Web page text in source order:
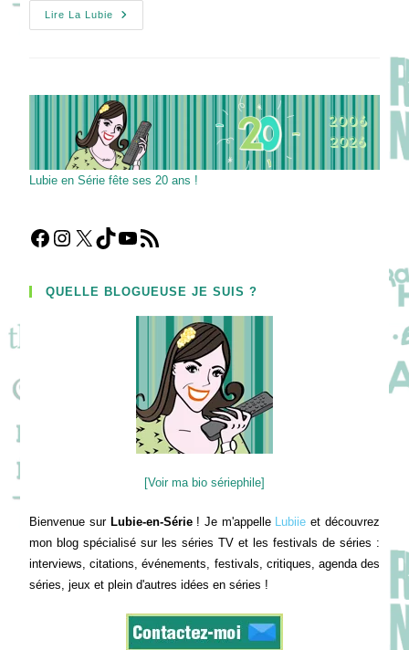
Lire La Lubie
[VIDEO]
D’ARGENT
L’arnaque
Du
Siècle
Racontée
Par
David
Ayala
&
Lubie en Série fête ses 20 ans !
Facebook
Instagram
X TikTokYouTube
Flux RSS
QUELLE BLOGUEUSE JE SUIS ?
[Voir ma bio sériephile]
Bienvenue sur Lubie-en-Série! Je m'appelle Lubiie et découvrez
mon blog spécialisé sur les séries TV et les festivals de séries :
interviews, citations, événements, festivals, critiques, agenda des
séries, jeux et plein d'autres idées en séries !